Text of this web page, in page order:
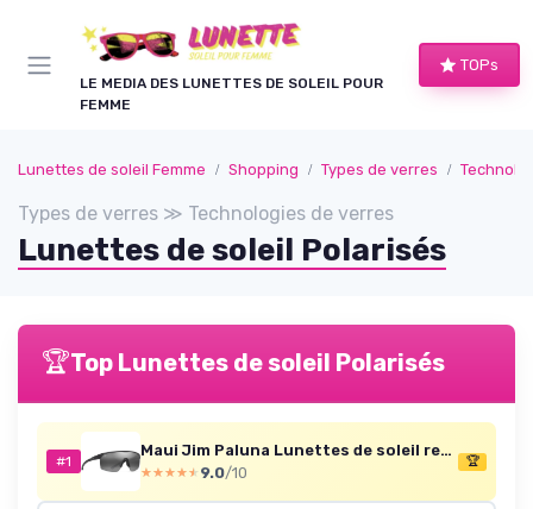
LE MEDIA DES LUNETTES DE SOLEIL POUR
FEMME
TOPs
Lunettes de soleil Femme Shopping Types de verres
Types de verres ≫ Technologies de verres
Lunettes de soleil Polarisés
🏆Top Lunettes de soleil Polarisés
#1
Maui Jim Paluna Lunettes de soleil rectangulaires Noir Mat/Gris Neutre Polarisé 99 - Millimètres
★★★★★
★★★★★ 9.0/10
🏆